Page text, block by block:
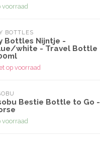
voorraad
BOTTLES
Bottles Nijntje -
white - Travel Bottle
op voorraad
Bestie Bottle to Go -
voorraad